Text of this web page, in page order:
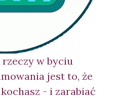
rzeczy w byciu
jest to, że
- i zarabiać